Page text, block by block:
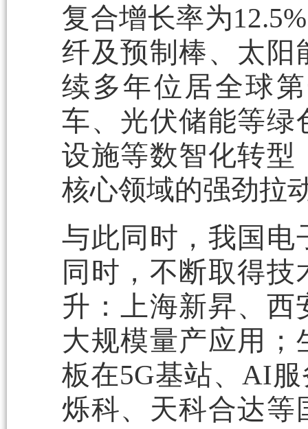
复合增长率为
纤及预制棒、太阳
续多年位居全球
车、光伏储能等绿
设施等数智化转型
核心领域的强劲拉
与此同时，我国电
同时，不断取得
升：上海新昇、西
大规模量产应用
板在5G基站、AI
烁科、天科合达等